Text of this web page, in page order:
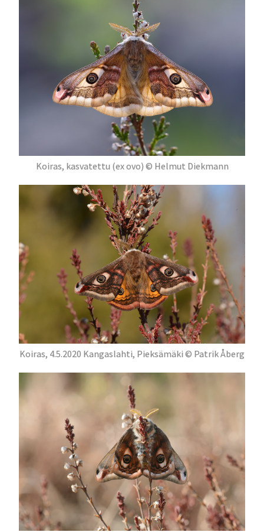
Koiras, kasvatettu (ex ovo) © Helmut Diekmann
Koiras, 4.5.2020 Kangaslahti, Pieksämäki © Patrik Åberg